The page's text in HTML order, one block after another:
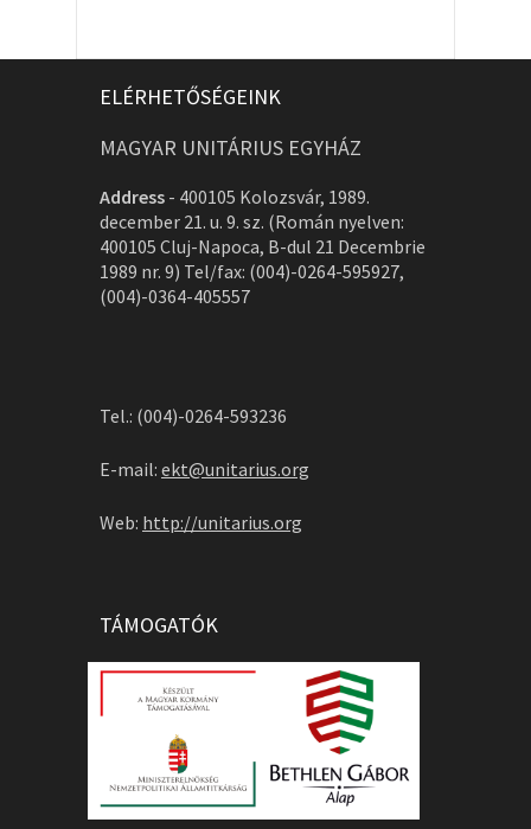
ELÉRHETŐSÉGEINK
MAGYAR UNITÁRIUS EGYHÁZ
Address - 400105 Kolozsvár, 1989.
december 21. u. 9. sz. (Román nyelven:
400105 Cluj-Napoca, B-dul 21 Decembrie
1989 nr. 9) Tel/fax: (004)-0264-595927,
(004)-0364-405557
Tel.: (004)-0264-593236
E-mail: ekt@unitarius.org
Web: http://unitarius.org
TÁMOGATÓK